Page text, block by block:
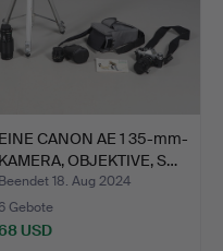
EINE CANON AE 1 35-mm-
KAMERA, OBJEKTIVE, S…
Beendet 18. Aug 2024
Gebote
USD